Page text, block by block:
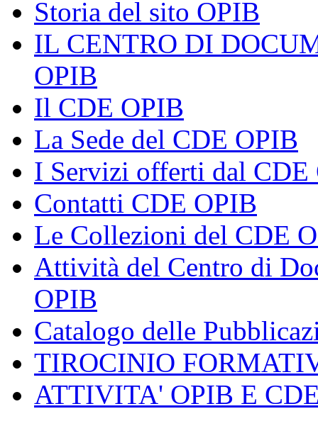
Storia del sito OPIB
IL CENTRO DI
OPIB
Il CDE OPIB
La Sede del CDE OPIB
I Servizi offerti dal CDE
Contatti CDE OPIB
Le Collezioni del CDE
Attività del Centro di
OPIB
Catalogo delle
TIROCINIO
ATTIVITA' OPIB E